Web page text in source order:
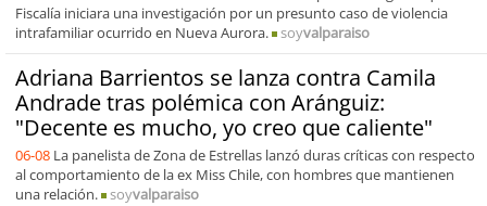
Fiscalía iniciara una investigación por un presunto caso de violencia
intrafamiliar ocurrido en Nueva Aurora.
soyvalparaiso
Adriana Barrientos se lanza contra Camila
Andrade tras polémica con Aránguiz:
"Decente es mucho, yo creo que caliente"
06-08 La panelista de Zona de Estrellas lanzó duras críticas con respecto
al comportamiento de la ex Miss Chile, con hombres que mantienen
una relación.
soyvalparaiso